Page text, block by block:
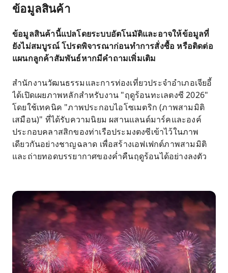
ข้อมูลสินค้า
ข้อมูลสินค้านี้แปลโดยระบบอัตโนมัติและอาจให้ข้อมูลที่
ยังไม่สมบูรณ์ โปรดพิจารณาก่อนทำการสั่งซื้อ หรือติดต่อ
แผนกลูกค้าสัมพันธ์หากมีคำถามเพิ่มเติม
สำนักงานวัฒนธรรมและการท่องเที่ยวประจำอำเภอเจียอี้
ได้เปิดเผยภาพหลักสำหรับงาน "ฤดูร้อนทะเลตงซี 2026"
โดยใช้เทคนิค "ภาพประกอบไอโซเมตริก (ภาพสามมิติ
เสมือน)" ที่ได้รับความนิยม ผสานแลนด์มาร์คและองค์
ประกอบคลาสสิกของท่าเรือประมงตงซีเข้าไว้ในภาพ
เดียวกันอย่างชาญฉลาด เพื่อสร้างเอฟเฟกต์ภาพสามมิติ
และถ่ายทอดบรรยากาศของค่ำคืนฤดูร้อนได้อย่างลงตัว